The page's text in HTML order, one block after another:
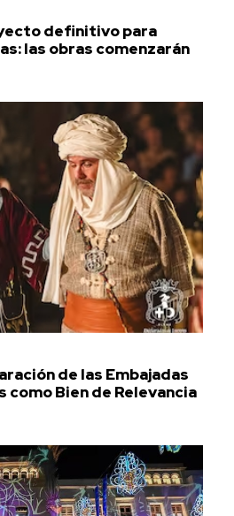
definitivo para
las obras comenzarán
de las Embajadas
como Bien de Relevancia